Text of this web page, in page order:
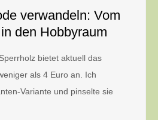
verwandeln: Vom
den Hobbyraum
bietet aktuell das
als 4 Euro an. Ich
Variante und pinselte sie